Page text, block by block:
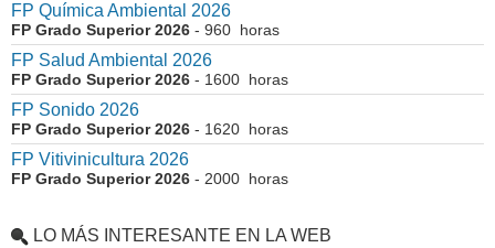
FP Química Ambiental 2026
FP Grado Superior 2026 - 960 horas
FP Salud Ambiental 2026
FP Grado Superior 2026 - 1600 horas
FP Sonido 2026
FP Grado Superior 2026 - 1620 horas
FP Vitivinicultura 2026
FP Grado Superior 2026 - 2000 horas
LO MÁS INTERESANTE EN LA WEB